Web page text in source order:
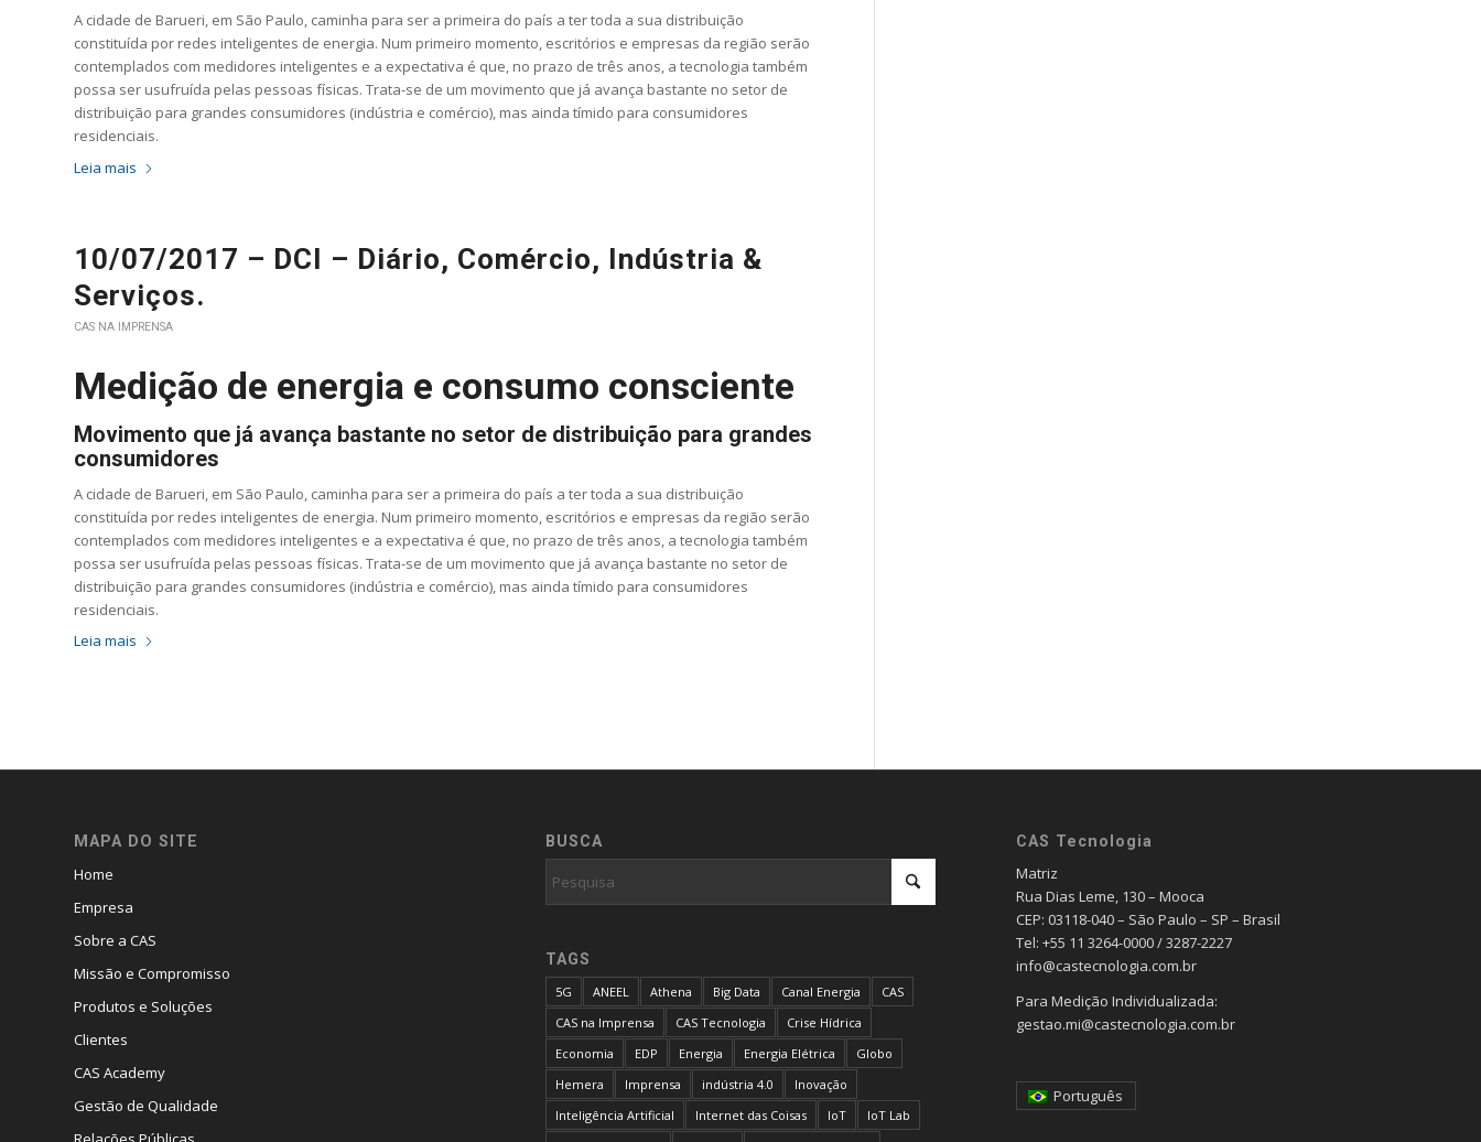
A cidade de Barueri, em São Paulo, caminha para ser a primeira do país a ter toda a sua distribuição
constituída por redes inteligentes de energia. Num primeiro momento, escritórios e empresas da região serão
contemplados com medidores inteligentes e a expectativa é que, no prazo de três anos, a tecnologia também
possa ser usufruída pelas pessoas físicas. Trata-se de um movimento que já avança bastante no setor de
distribuição para grandes consumidores (indústria e comércio), mas ainda tímido para consumidores
residenciais.
Leia mais
10/07/2017 – DCI – Diário, Comércio, Indústria &
Serviços.
CAS NA IMPRENSA
Medição de energia e consumo consciente
Movimento que já avança bastante no setor de distribuição para grandes
consumidores
A cidade de Barueri, em São Paulo, caminha para ser a primeira do país a ter toda a sua distribuição
constituída por redes inteligentes de energia. Num primeiro momento, escritórios e empresas da região serão
contemplados com medidores inteligentes e a expectativa é que, no prazo de três anos, a tecnologia também
possa ser usufruída pelas pessoas físicas. Trata-se de um movimento que já avança bastante no setor de
distribuição para grandes consumidores (indústria e comércio), mas ainda tímido para consumidores
residenciais.
Leia mais
MAPA DO SITE
Home
Empresa
Sobre a CAS
Missão e Compromisso
Produtos e Soluções
Clientes
CAS Academy
Gestão de Qualidade
BUSCA
TAGS
5G ANEEL Athena Big Data Canal Energia
CAS
CAS na Imprensa
CAS Tecnologia
Crise Hídrica
Economia
EDP Energia Energia Elétrica
Globo
Hemera
Imprensa indústria 4.0
Inovação
Inteligência Artificial
Internet das Coisas IoT
IoT Lab
CAS Tecnologia
Matriz
Rua Dias Leme, 130 – Mooca
CEP: 03118-040 – São Paulo – SP – Brasil
Tel: +55 11 3264-0000 / 3287-2227
info@castecnologia.com.br
Para Medição Individualizada:
gestao.mi@castecnologia.com.br
Português